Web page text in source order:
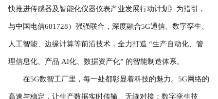
快推进传感器及智能化仪器仪表产业发展行动计划》为指引，
与中国电信601728）强强联合，深度融合5G通信、数字孪生、
人工智能、边缘计算等前沿技术，全力打造 “生产自动化、管
理信息化、产品 AI化、数据资产化” 的智能制造体系。
在5G数智工厂里，每一处都彰显着科技的魅力。5G网络的
高速与稳定，让生产数据实时传输、无缝对接；数字孪生技